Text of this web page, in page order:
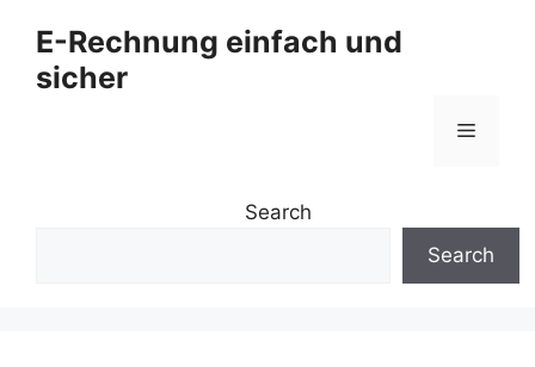
Inhalt
springen
E-Rechnung einfach und
sicher
Menü
Search
Search